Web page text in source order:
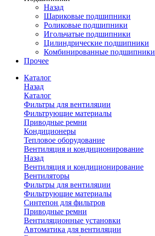
Назад
Шариковые подшипники
Роликовые подшипники
Игольчатые подшипники
Цилиндрические подшипники
Комбинированные подшипники
Прочее
Каталог
Назад
Каталог
Фильтры для вентиляции
Фильтрующие материалы
Приводные ремни
Кондиционеры
Тепловое оборудование
Вентиляция и кондиционирование
Назад
Вентиляция и кондиционирование
Вентиляторы
Фильтры для вентиляции
Фильтрующие материалы
Синтепон для фильтров
Приводные ремни
Вентиляционные установки
Автоматика для вентиляции